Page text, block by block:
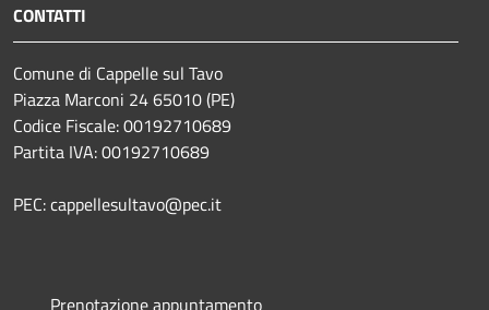
CONTATTI
Comune di Cappelle sul Tavo
Piazza Marconi 24 65010 (PE)
Codice Fiscale: 00192710689
Partita IVA: 00192710689
PEC: cappellesultavo@pec.it
Prenotazione appuntamento